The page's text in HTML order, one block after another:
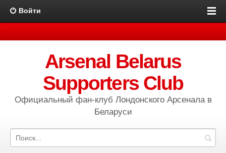
Войти
Arsenal Belarus
Supporters Club
Официальный фан-клуб Лондонского Арсенала в
Беларуси